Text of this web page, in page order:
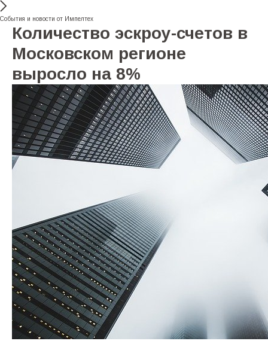
События и новости от Импелтех
Количество эскроу-счетов в
Московском регионе
выросло на 8%